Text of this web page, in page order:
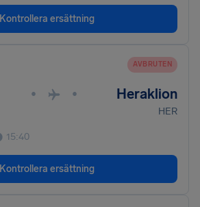
Kontrollera ersättning
AVBRUTEN
• • Heraklion
HER
15:40
Kontrollera ersättning